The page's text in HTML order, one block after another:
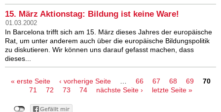
15. März Aktionstag: Bildung ist keine Ware!
01.03.2002
In Barcelona trifft sich am 15. März dieses Jahres der europäische
Rat, um unter anderem auch über die europäische Bildungspolitik
zu diskutieren. Wir können uns darauf gefasst machen, dass
dieses...
Seiten
« erste Seite ‹ vorherige Seite 66 67 68 69
70
71
72 73 74 nächste Seite › letzte Seite »